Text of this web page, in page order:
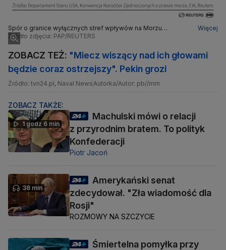
Spór o granice wyłącznych stref wpływów na Morzu
Południowochińskim
Więcej
Źródło zdjęcia: PAP/REUTERS
ZOBACZ TEŻ: "Miecz wiszący nad ich głowami
będzie coraz ostrzejszy". Pekin grozi
Źródło: tvn24.pl, Naval News Autorka/Autor: pb//mm
ZOBACZ TAKŻE:
1 godz 6 min
Machulski mówi o relacji
z przyrodnim bratem. To polityk
Konfederacji
Piotr Jacoń
38 min
Amerykański senat
zdecydował. "Zła wiadomość dla
Rosji"
ROZMOWY NA SZCZYCIE
Śmiertelna pomyłka przy